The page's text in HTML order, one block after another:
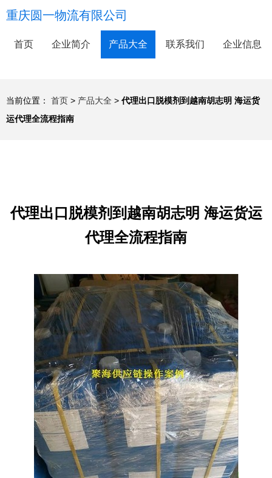
重庆圆一物流有限公司
首页 企业简介 产品大全 联系我们 企业信息
当前位置： 首页 > 产品大全 > 代理出口脱模剂到越南胡志明 海运货
运代理全流程指南
代理出口脱模剂到越南胡志明 海运货运
代理全流程指南